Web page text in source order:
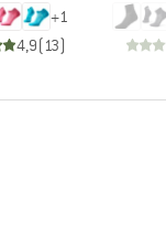
+1
4,9(13)